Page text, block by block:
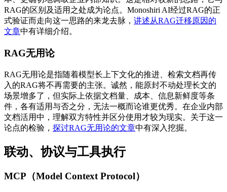
RAG的区别及适用之处成为论点。Monoshiri AI经过RAG的正
式验证而走向这一思路的来龙去脉， 讲述从RAG迁移原因的
文章中有详细介绍。
RAG无用论
RAG无用论是指随着模型长上下文化的推进、检索文档再传
入的RAG将不再需要的主张。诚然，能原封不动处理长文的
场景增多了，但实际上依据文档量、成本、信息新鲜度等条
件，各有适用与否之分，无法一概而论谁更优秀。在企业内部
文档活用中，理解双方特性并区分使用才较为现实。关于这一
论点的检验， 探讨RAG无用论的文章中有深入挖掘。
联动、协议与工具执行
MCP（Model Context Protocol）